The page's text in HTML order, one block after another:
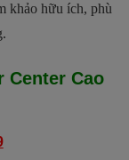
khảo hữu ích, phù
Center Cao